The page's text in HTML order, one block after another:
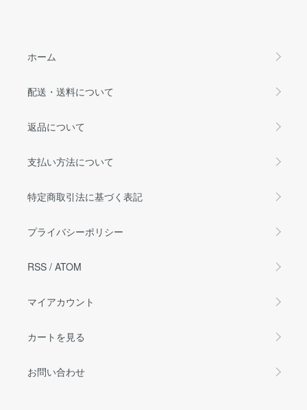
ホーム
配送・送料について
返品について
支払い方法について
特定商取引法に基づく表記
プライバシーポリシー
RSS / ATOM
マイアカウント
カートを見る
お問い合わせ